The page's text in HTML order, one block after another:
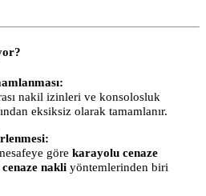
nakil izinleri ve konsolosluk
eksiksiz olarak tamamlanır.
göre karayolu cenaze
nakli yöntemlerinden biri